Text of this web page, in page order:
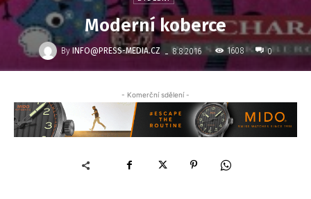
Moderní koberce
By INFO@PRESS-MEDIA.CZ - 8.8.2016 1608 0
- Komerční sdělení -